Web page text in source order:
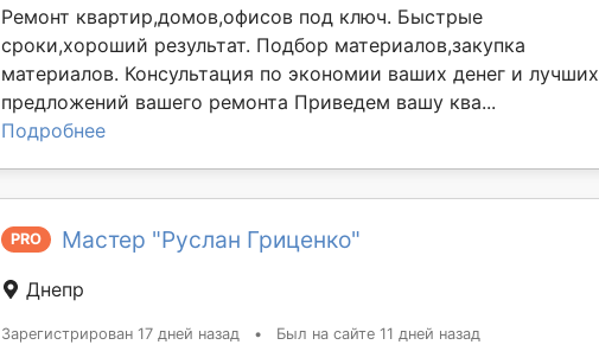
Ремонт квартир,домов,офисов под ключ. Быстрые
сроки,хороший результат. Подбор материалов,закупка
материалов. Консультация по экономии ваших денег и лучших
предложений вашего ремонта Приведем вашу ква...
Подробнее
PRO Мастер "Руслан Гриценко"
Днепр
Зарегистрирован 17 дней назад • Был на сайте 11 дней назад